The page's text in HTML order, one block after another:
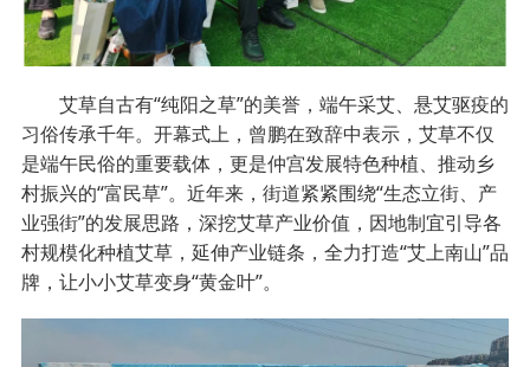
艾草自古有“纯阳之草”的美誉，端午采艾、悬艾驱疫的
习俗传承千年。开幕式上，曾鹏在致辞中表示，艾草不仅
是端午民俗的重要载体，更是仲宫发展特色种植、推动乡
村振兴的“富民草”。近年来，街道紧紧围绕“生态立街、产
业强街”的发展思路，深挖艾草产业价值，因地制宜引导各
村规模化种植艾草，延伸产业链条，全力打造“艾上南山”品
牌，让小小艾草变身“黄金叶”。